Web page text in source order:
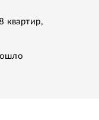
квартир,